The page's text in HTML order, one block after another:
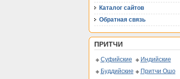
Каталог сайтов
Обратная связь
ПРИТЧИ
Суфийские
Индийские
Буддийские
Притчи Ошо